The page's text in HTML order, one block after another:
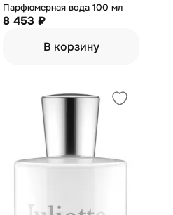
Парфюмерная вода 100 мл
8 453 ₽
В корзину